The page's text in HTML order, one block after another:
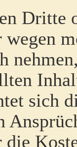
Dritte
sich